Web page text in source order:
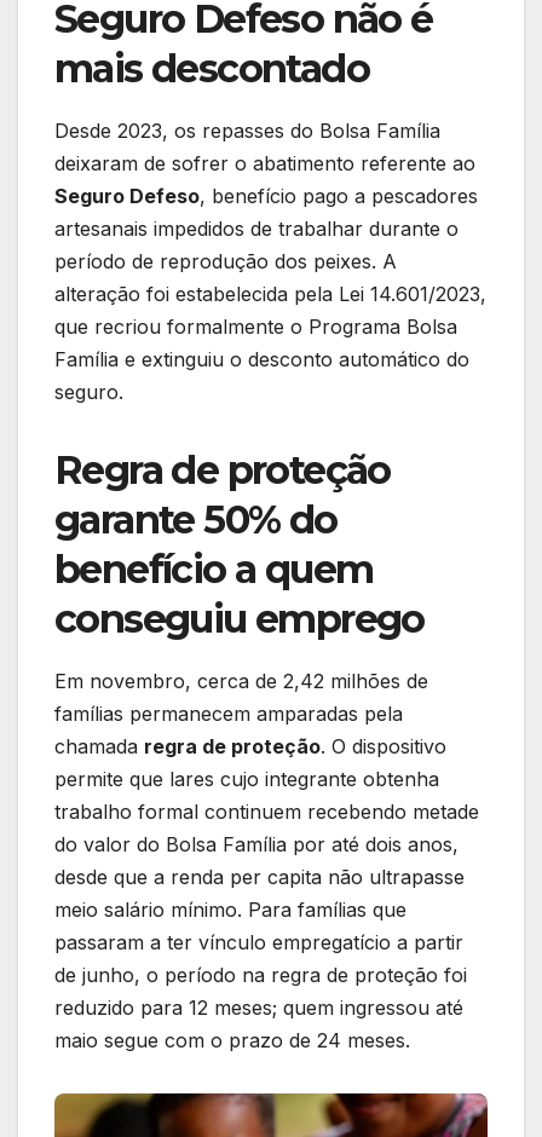
Seguro Defeso não é
mais descontado
Desde 2023, os repasses do Bolsa Família
deixaram de sofrer o abatimento referente ao
Seguro Defeso, benefício pago a pescadores
artesanais impedidos de trabalhar durante o
período de reprodução dos peixes. A
alteração foi estabelecida pela Lei 14.601/2023,
que recriou formalmente o Programa Bolsa
Família e extinguiu o desconto automático do
seguro.
Regra de proteção
garante 50% do
benefício a quem
conseguiu emprego
Em novembro, cerca de 2,42 milhões de
famílias permanecem amparadas pela
chamada regra de proteção. O dispositivo
permite que lares cujo integrante obtenha
trabalho formal continuem recebendo metade
do valor do Bolsa Família por até dois anos,
desde que a renda per capita não ultrapasse
meio salário mínimo. Para famílias que
passaram a ter vínculo empregatício a partir
de junho, o período na regra de proteção foi
reduzido para 12 meses; quem ingressou até
maio segue com o prazo de 24 meses.